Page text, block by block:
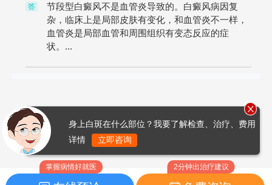
答
节段型白癜风不是血管炎导致的。白癜风病因复
杂，临床上是局部皮肤有变化，和血管炎不一样，
血管炎是局部血管和周围组织有变态反应的症
状。...
掌握病情好就医 2分钟出治疗建议
身上白斑在什么部位？我要了解检查、治疗、费用
详情
立即咨询